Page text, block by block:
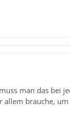
man das bei
brauche,